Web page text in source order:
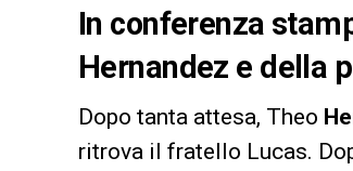
In conferenza
Hernandez e della
Dopo tanta attesa, Theo
ritrova il fratello Lucas.